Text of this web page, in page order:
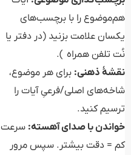
هم‌موضوع را با برچسب‌های
یکسان علامت بزنید (در دفتر یا
نُت تلفن همراه ).
نقشهٔ ذهنی: برای هر موضوع،
شاخه‌های اصلی/فرعیِ آیات را
ترسیم کنید.
خواندن با صدای آهسته: سرعت
کم = دقت بیشتر. سپس مرور